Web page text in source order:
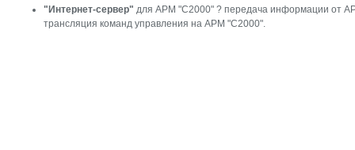
"Интернет-сервер" для АРМ "С2000" ? передача информации от
трансляция команд управления на АРМ "С2000".